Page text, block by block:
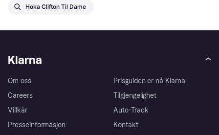
Hoka Clifton Til Dame
Klarna
Om oss
Careers
Villkår
Presseinformasjon
Prisguiden er nå Klarna
Tilgjengelighet
Auto-Track
Kontakt